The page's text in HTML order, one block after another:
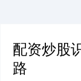
配资炒股
路